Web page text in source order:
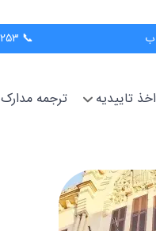
📞 ۰۲۱-۲۲۱۴۶۲۵۳
اخذ تاییدیه ترجمه مدارک